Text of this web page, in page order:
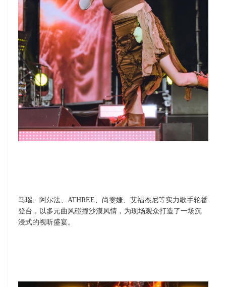
马瑙、阿尔法、 ATHREE、尚雯婕、艾福杰尼等实力歌手轮番
登台，以多元曲风碰撞沙漠风情，为现场观众打造了一场沉
浸式的视听盛宴。